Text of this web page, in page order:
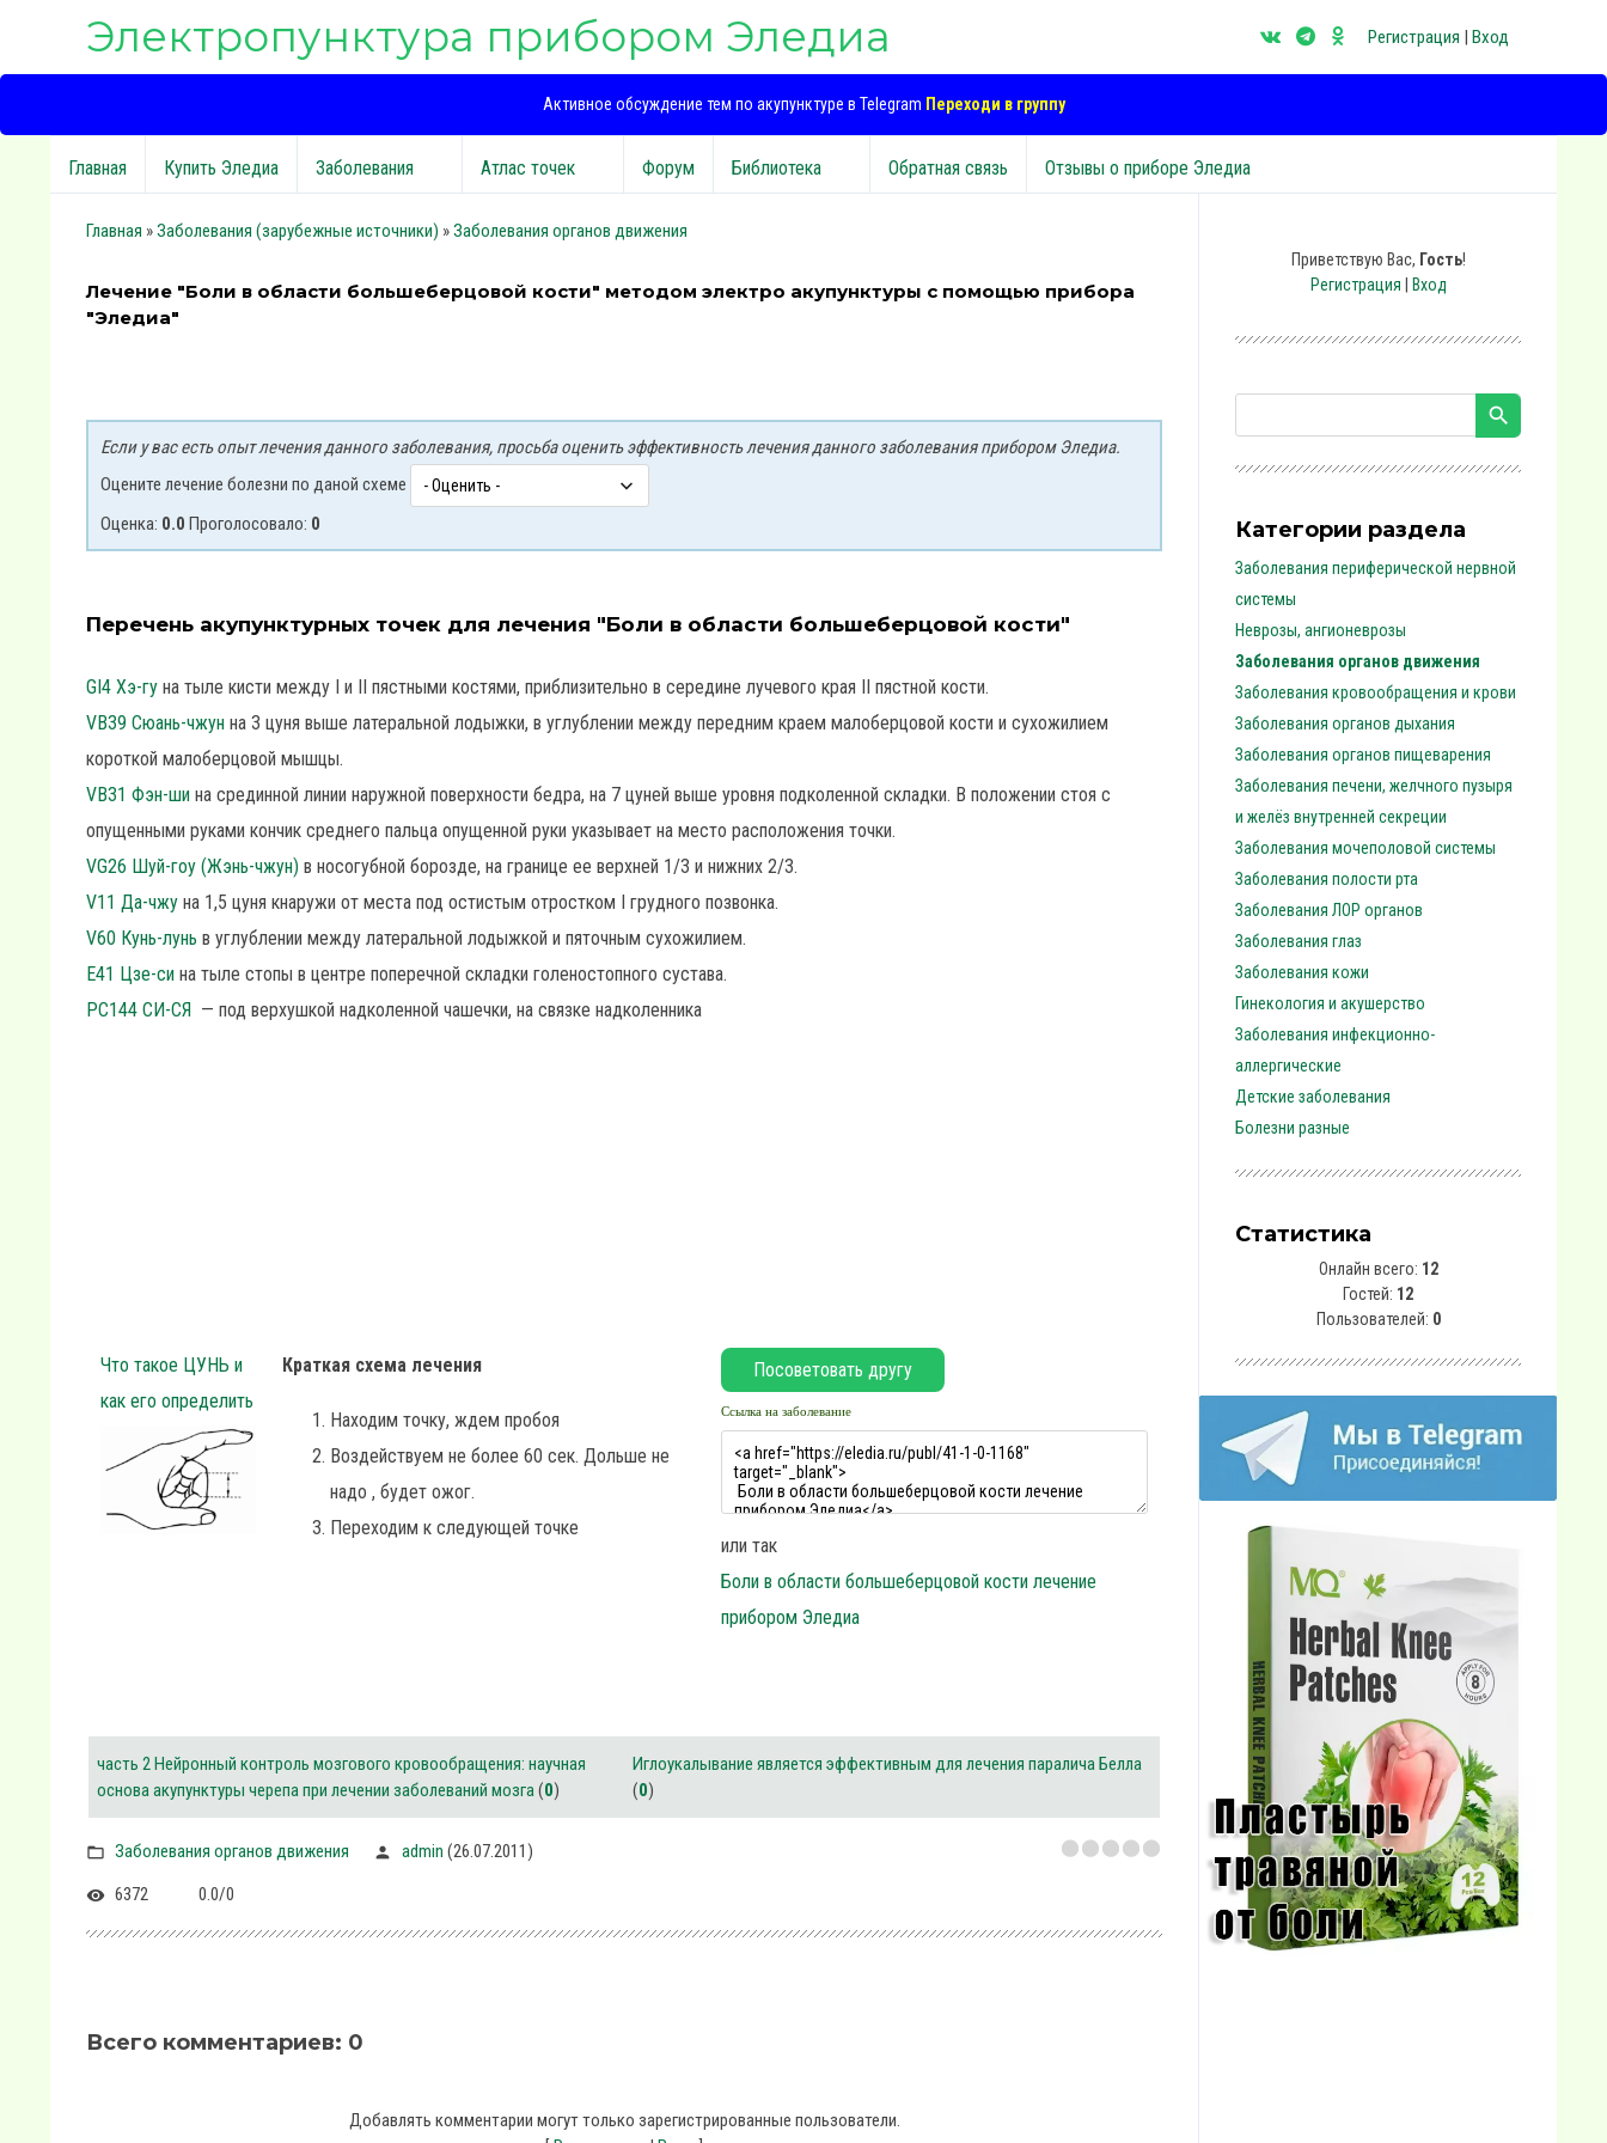
Электропунктура прибором Эледиа Регистрация | Вход
Активное обсуждение тем по акупунктуре в Telegram Переходи в группу
Главная Купить Эледиа Заболевания Атлас точек Форум Библиотека Обратная связь Отзывы о приборе Эледиа
Главная »Заболевания (зарубежные источники) »Заболевания органов движения
Лечение "Боли в области большеберцовой кости" методом электро акупунктуры с помощью прибора
"Эледиа"
Если у вас есть опыт лечения данного заболевания, просьба оценить эффективность лечения данного заболевания прибором Эледиа.
Оцените лечение болезни по даной схеме
Оценка: 0.0 Проголосовало: 0
Перечень акупунктурных точек для лечения "Боли в области большеберцовой кости"
GI4 Хэ-гу на тыле кисти между I и II пястными костями, приблизительно в середине лучевого края II пястной кости.
VB39 Сюань-чжун на 3 цуня выше латеральной лодыжки, в углублении между передним краем малоберцовой кости и сухожилием
короткой малоберцовой мышцы.
VB31 Фэн-ши на срединной линии наружной поверхности бедра, на 7 цуней выше уровня подколенной складки. В положении стоя с
опущенными руками кончик среднего пальца опущенной руки указывает на место расположения точки.
VG26 Шуй-гоу (Жэнь-чжун) в носогубной борозде, на границе ее верхней 1/3 и нижних 2/3.
V11 Да-чжу на 1,5 цуня кнаружи от места под остистым отростком I грудного позвонка.
V60 Кунь-лунь в углублении между латеральной лодыжкой и пяточным сухожилием.
Е41 Цзе-си на тыле стопы в центре поперечной складки голеностопного сустава.
РС144 СИ-СЯ — под верхушкой надколенной чашечки, на связке надколенника
Что такое ЦУНЬ и
как его определить
Краткая схема лечения
Находим точку, ждем пробоя
Воздействуем не более 60 сек. Дольше не
надо , будет ожог.
Переходим к следующей точке
Ссылка на заболевание
или так
Боли в области большеберцовой кости лечение
прибором Эледиа
часть 2 Нейронный контроль мозгового кровообращения: научная
основа акупунктуры черепа при лечении заболеваний мозга(0)
Иглоукалывание является эффективным для лечения паралича Белла
(0)
Заболевания органов движения admin (26.07.2011)
6372
0.0/0
Всего комментариев: 0
Добавлять комментарии могут только зарегистрированные пользователи.
Приветствую Вас, Гость!
Регистрация
Вход
Категории раздела
Заболевания периферической нервной
системы
Неврозы, ангионеврозы
Заболевания органов движения
Заболевания кровообращения и крови
Заболевания органов дыхания
Заболевания органов пищеварения
Заболевания печени, желчного пузыря
и желёз внутренней секреции
Заболевания мочеполовой системы
Заболевания полости рта
Заболевания ЛОР органов
Заболевания глаз
Заболевания кожи
Гинекология и акушерство
Заболевания инфекционно-
аллергические
Детские заболевания
Болезни разные
Статистика
Онлайн всего: 12
Гостей: 12
Пользователей: 0